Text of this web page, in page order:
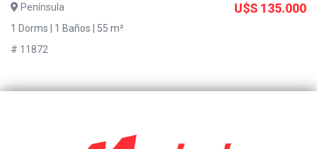
Península U$S 135.000
1 Dorms | 1 Baños | 55 m²
# 11872